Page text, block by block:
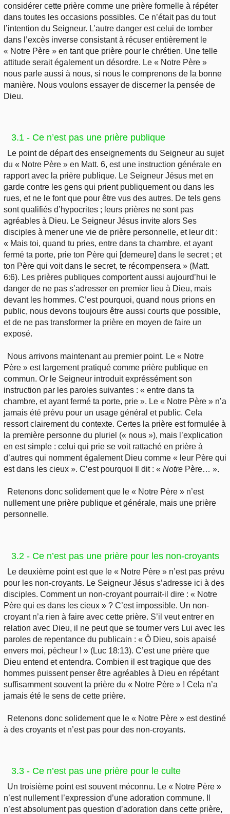
considérer cette prière comme une prière formelle à répéter
dans toutes les occasions possibles. Ce n’était pas du tout
l’intention du Seigneur. L’autre danger est celui de tomber
dans l’excès inverse consistant à récuser entièrement le
« Notre Père » en tant que prière pour le chrétien. Une telle
attitude serait également un désordre. Le « Notre Père »
nous parle aussi à nous, si nous le comprenons de la bonne
manière. Nous voulons essayer de discerner la pensée de
Dieu.
3.1 - Ce n’est pas une prière publique
Le point de départ des enseignements du Seigneur au sujet
du « Notre Père » en Matt. 6, est une instruction générale en
rapport avec la prière publique. Le Seigneur Jésus met en
garde contre les gens qui prient publiquement ou dans les
rues, et ne le font que pour être vus des autres. De tels gens
sont qualifiés d’hypocrites ; leurs prières ne sont pas
agréables à Dieu. Le Seigneur Jésus invite alors Ses
disciples à mener une vie de prière personnelle, et leur dit :
« Mais toi, quand tu pries, entre dans ta chambre, et ayant
fermé ta porte, prie ton Père qui [demeure] dans le secret ; et
ton Père qui voit dans le secret, te récompensera » (Matt.
6:6). Les prières publiques comportent aussi aujourd’hui le
danger de ne pas s’adresser en premier lieu à Dieu, mais
devant les hommes. C’est pourquoi, quand nous prions en
public, nous devons toujours être aussi courts que possible,
et de ne pas transformer la prière en moyen de faire un
exposé.
Nous arrivons maintenant au premier point. Le « Notre
Père » est largement pratiqué comme prière publique en
commun. Or le Seigneur introduit expréssément son
instruction par les paroles suivantes : « entre dans ta
chambre, et ayant fermé ta porte, prie ». Le « Notre Père » n’a
jamais été prévu pour un usage général et public. Cela
ressort clairement du contexte. Certes la prière est formulée à
la première personne du pluriel (« nous »), mais l’explication
en est simple : celui qui prie se voit rattaché en prière à
d’autres qui nomment également Dieu comme « leur Père qui
est dans les cieux ». C’est pourquoi Il dit : « Notre Père… ».
Retenons donc solidement que le « Notre Père » n’est
nullement une prière publique et générale, mais une prière
personnelle.
3.2 - Ce n’est pas une prière pour les non-croyants
Le deuxième point est que le « Notre Père » n’est pas prévu
pour les non-croyants. Le Seigneur Jésus s’adresse ici à des
disciples. Comment un non-croyant pourrait-il dire : « Notre
Père qui es dans les cieux » ? C’est impossible. Un non-
croyant n’a rien à faire avec cette prière. S’il veut entrer en
relation avec Dieu, il ne peut que se tourner vers Lui avec les
paroles de repentance du publicain : « Ô Dieu, sois apaisé
envers moi, pécheur ! » (Luc 18:13). C’est une prière que
Dieu entend et entendra. Combien il est tragique que des
hommes puissent penser être agréables à Dieu en répétant
suffisamment souvent la prière du « Notre Père » ! Cela n’a
jamais été le sens de cette prière.
Retenons donc solidement que le « Notre Père » est destiné
à des croyants et n’est pas pour des non-croyants.
3.3 - Ce n’est pas une prière pour le culte
Un troisième point est souvent méconnu. Le « Notre Père »
n’est nullement l’expression d’une adoration commune. Il
n’est absolument pas question d’adoration dans cette prière,